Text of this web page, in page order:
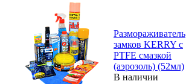
Размораживатель
замков KERRY с
PTFE смазкой
(аэрозоль) (52мл)
В наличии